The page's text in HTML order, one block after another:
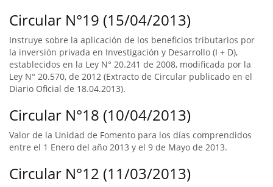
Circular N°19 (15/04/2013)
Instruye sobre la aplicación de los beneficios tributarios por
la inversión privada en Investigación y Desarrollo (I + D),
establecidos en la Ley N° 20.241 de 2008, modificada por la
Ley N° 20.570, de 2012 (Extracto de Circular publicado en el
Diario Oficial de 18.04.2013).
Circular N°18 (10/04/2013)
Valor de la Unidad de Fomento para los días comprendidos
entre el 1 Enero del año 2013 y el 9 de Mayo de 2013.
Circular N°12 (11/03/2013)